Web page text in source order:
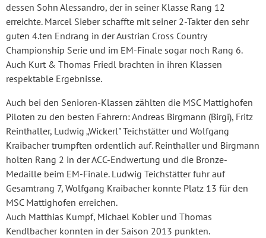
dessen Sohn Alessandro, der in seiner Klasse Rang 12
erreichte. Marcel Sieber schaffte mit seiner 2-Takter den sehr
guten 4.ten Endrang in der Austrian Cross Country
Championship Serie und im EM-Finale sogar noch Rang 6.
Auch Kurt & Thomas Friedl brachten in ihren Klassen
respektable Ergebnisse.
Auch bei den Senioren-Klassen zählten die MSC Mattighofen
Piloten zu den besten Fahrern: Andreas Birgmann (Birgi), Fritz
Reinthaller, Ludwig „Wickerl" Teichstätter und Wolfgang
Kraibacher trumpften ordentlich auf. Reinthaller und Birgmann
holten Rang 2 in der ACC-Endwertung und die Bronze-
Medaille beim EM-Finale. Ludwig Teichstätter fuhr auf
Gesamtrang 7, Wolfgang Kraibacher konnte Platz 13 für den
MSC Mattighofen erreichen.
Auch Matthias Kumpf, Michael Kobler und Thomas
Kendlbacher konnten in der Saison 2013 punkten.